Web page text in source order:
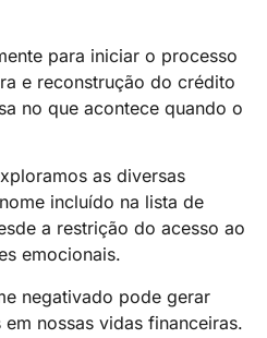
para iniciar o processo
e reconstrução do crédito
no que acontece quando o
as diversas
incluído na lista de
a restrição do acesso ao
emocionais.
negativado pode gerar
nossas vidas financeiras.